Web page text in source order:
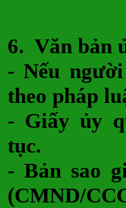
6. Văn bản
- Nếu
theo pháp
- Giấy ủy
tục.
- Bản sao
(CMND/